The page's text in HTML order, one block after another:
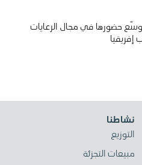
حضورها في مجال الرعايات
نشاطنا
التوزيع
مبيعات التجزئة